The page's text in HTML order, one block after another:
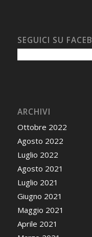
SEGUICI SU
ARCHIVI
Ottobre 2022
Agosto 2022
Luglio 2022
Agosto 2021
Luglio 2021
Giugno 2021
Maggio 2021
Aprile 2021